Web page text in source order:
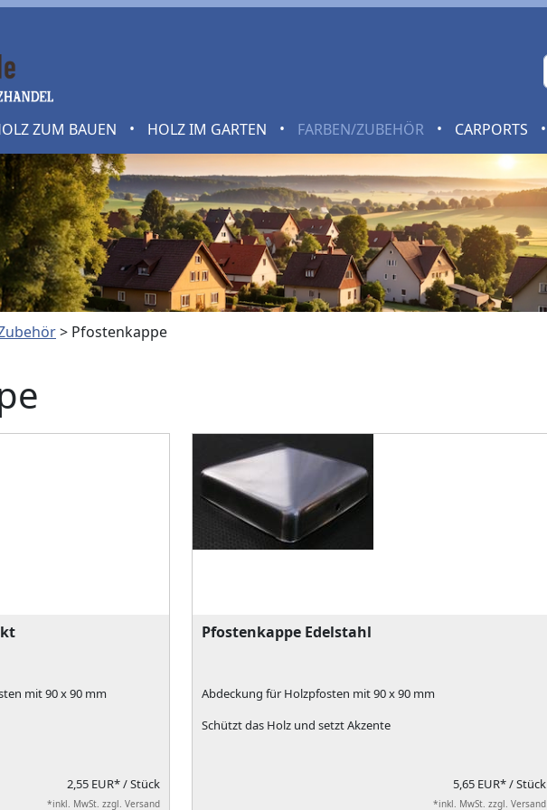
ZUM BAUEN • HOLZ IM GARTEN • FARBEN/ZUBEHÖR • CARPORTS •
> Pfostenkappe
mit 90 x 90 mm
2,55 EUR*/ Stück
*inkl. MwSt. zzgl. Versand
Pfostenkappe Edelstahl
Abdeckung für Holzpfosten mit 90 x 90 mm
Schützt das Holz und setzt Akzente
5,65 EUR*/ Stück
*inkl. MwSt. zzgl. Versand